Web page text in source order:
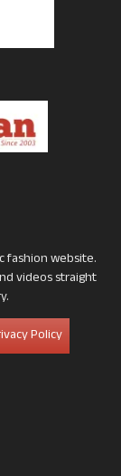
fashion website.
videos straight
Policy